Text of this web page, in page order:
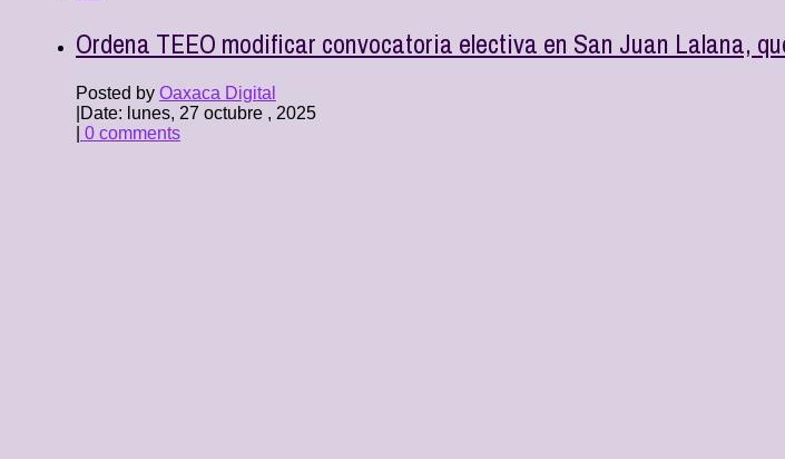
Ordena TEEO modificar convocatoria electiva en San Juan Lalana,
Posted by Oaxaca Digital
Date: lunes, 27 octubre , 2025
0 comments